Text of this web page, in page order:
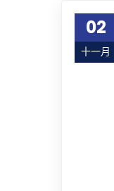
02
十一月